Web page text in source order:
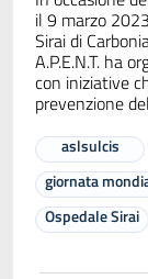
il 9 marzo
Sirai di
A.P.E.N.T. ha
con iniziative
prevenzione
aslsulcis
giornata
Ospedale Sirai